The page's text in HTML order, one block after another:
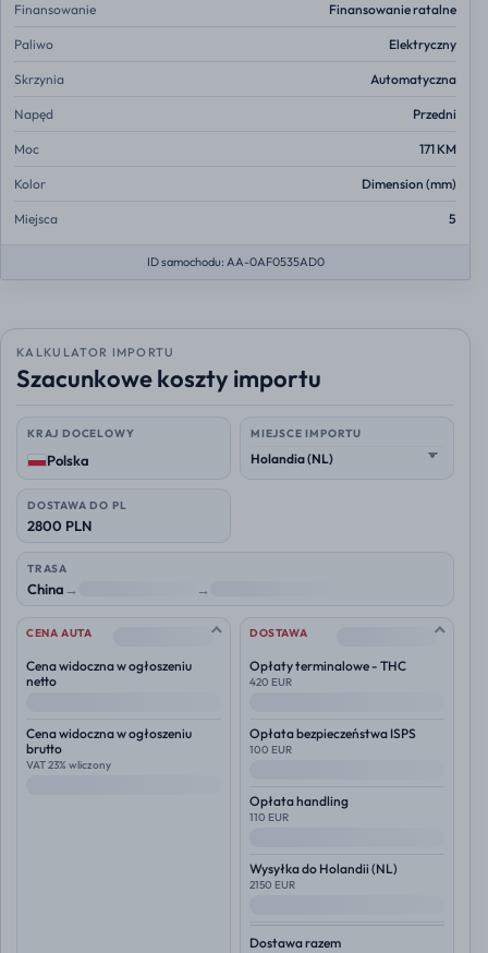
Finansowanie Finansowanie ratalne
Paliwo Elektryczny
Skrzynia Automatyczna
Napęd Przedni
Moc 171 KM
Kolor Dimension (mm)
Miejsca 5
ID samochodu: AA-0AF0535AD0
KALKULATOR IMPORTU
Szacunkowe koszty importu
KRAJ DOCELOWY
Polska
MIEJSCE IMPORTU
DOSTAWA DO PL
2800 PLN
TRASA
China→ →
CENA AUTA --
Cena widoczna w ogłoszeniu
netto
Cena widoczna w ogłoszeniu
brutto
VAT 23% wliczony
DOSTAWA --
Opłaty terminalowe - THC
420 EUR
Opłata bezpieczeństwa ISPS
100 EUR
Opłata handling
110 EUR
Wysyłka do Holandii (NL)
2150 EUR
Dostawa razem